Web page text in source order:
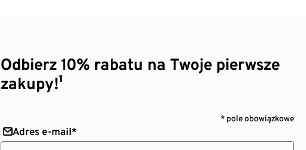
Odbierz 10% rabatu na Twoje pierwsze
zakupy!¹
* pole obowiązkowe
Adres e-mail*